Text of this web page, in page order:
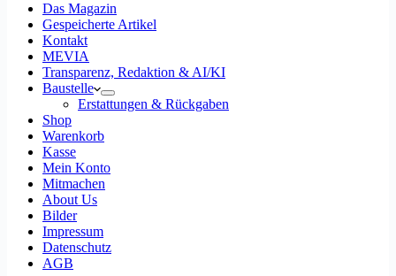
Das Magazin
Gespeicherte Artikel
Kontakt
MEVIA
Transparenz, Redaktion & AI/KI
Baustelle
Erstattungen & Rückgaben
Shop
Warenkorb
Kasse
Mein Konto
Mitmachen
About Us
Bilder
Impressum
Datenschutz
AGB